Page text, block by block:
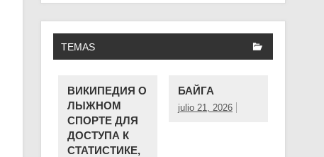
TEMAS
ВИКИПЕДИЯ О
ЛЫЖНОМ
СПОРТЕ ДЛЯ
ДОСТУПА К
СТАТИСТИКЕ,
БАЙГА
julio 21, 2026